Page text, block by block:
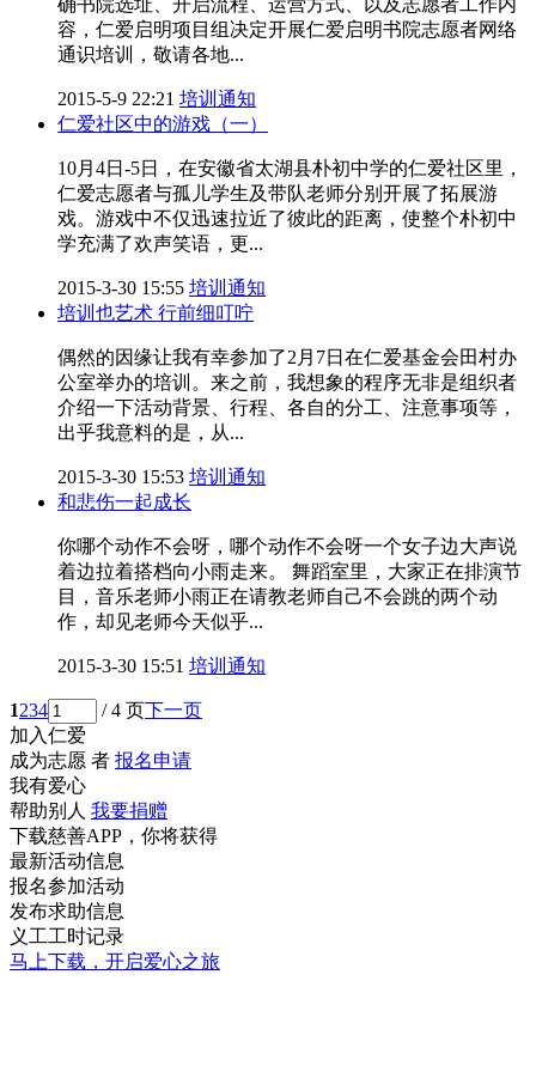
确书院选址、开启流程、运营方式、以及志愿者工作内
容，仁爱启明项目组决定开展仁爱启明书院志愿者网络
通识培训，敬请各地...
2015-5-9 22:21 培训通知
仁爱社区中的游戏（一）
10月4日-5日，在安徽省太湖县朴初中学的仁爱社区里，
仁爱志愿者与孤儿学生及带队老师分别开展了拓展游
戏。游戏中不仅迅速拉近了彼此的距离，使整个朴初中
学充满了欢声笑语，更...
2015-3-30 15:55 培训通知
培训也艺术 行前细叮咛
偶然的因缘让我有幸参加了2月7日在仁爱基金会田村办
公室举办的培训。来之前，我想象的程序无非是组织者
介绍一下活动背景、行程、各自的分工、注意事项等，
出乎我意料的是，从...
2015-3-30 15:53 培训通知
和悲伤一起成长
你哪个动作不会呀，哪个动作不会呀一个女子边大声说
着边拉着搭档向小雨走来。 舞蹈室里，大家正在排演节
目，音乐老师小雨正在请教老师自己不会跳的两个动
作，却见老师今天似乎...
2015-3-30 15:51 培训通知
1234 / 4 页下一页
加入仁爱
成为志愿 者 报名申请
我有爱心
帮助别人 我要捐赠
下载慈善APP，你将获得
最新活动信息
报名参加活动
发布求助信息
义工工时记录
马上下载，开启爱心之旅